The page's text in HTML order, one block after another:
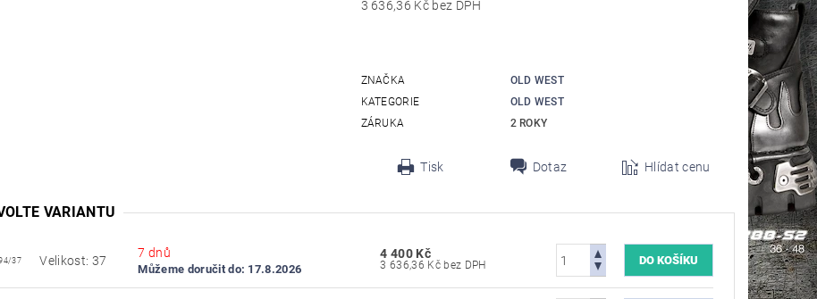
3 636,36 Kč bez DPH
ZNAČKA
OLD WEST
KATEGORIE
OLD WEST
ZÁRUKA
2 ROKY
Tisk Dotaz Hlídat cenu
VARIANTU
37 Velikost: 37
7 dnů
Můžeme doručit do: 17.8.2026
4 400 Kč
3 636,36 Kč bez DPH